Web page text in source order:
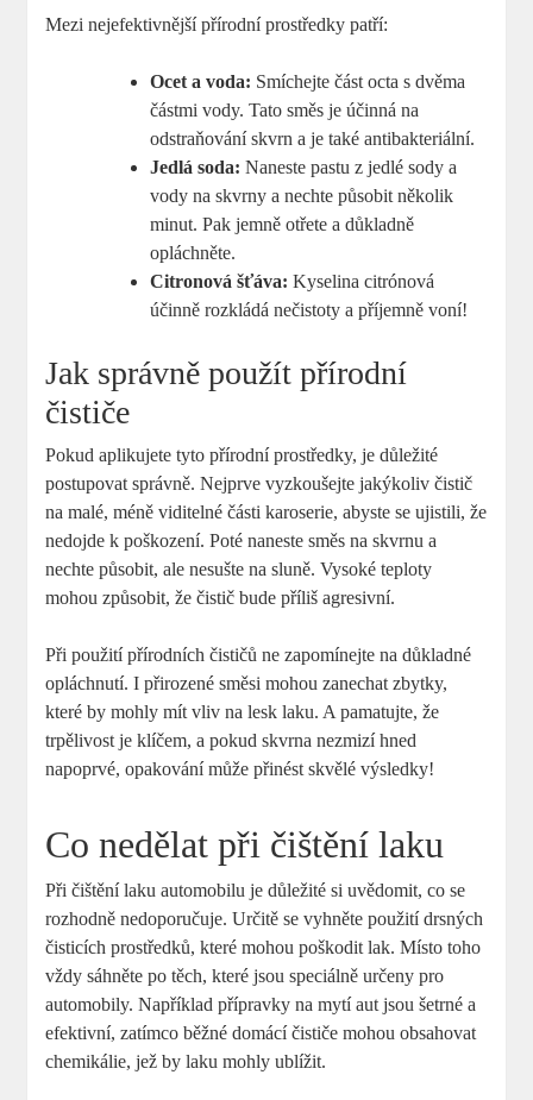
Mezi nejefektivnější přírodní prostředky patří:
Ocet a voda: Smíchejte část octa s dvěma
částmi vody. Tato směs je účinná na
odstraňování skvrn a je také antibakteriální.
Jedlá soda: Naneste pastu z jedlé sody a
vody na skvrny a nechte působit několik
minut. Pak jemně otřete a důkladně
opláchněte.
Citronová šťáva: Kyselina citrónová
účinně rozkládá nečistoty a příjemně voní!
Jak správně použít přírodní
čističe
Pokud aplikujete tyto přírodní prostředky, je důležité
postupovat správně. Nejprve vyzkoušejte jakýkoliv čistič
na malé, méně viditelné části karoserie, abyste se ujistili, že
nedojde k poškození. Poté naneste směs na skvrnu a
nechte působit, ale nesušte na sluně. Vysoké teploty
mohou způsobit, že čistič bude příliš agresivní.
Při použití přírodních čističů ne zapomínejte na důkladné
opláchnutí. I přirozené směsi mohou zanechat zbytky,
které by mohly mít vliv na lesk laku. A pamatujte, že
trpělivost je klíčem, a pokud skvrna nezmizí hned
napoprvé, opakování může přinést skvělé výsledky!
Co nedělat při čištění laku
Při čištění laku automobilu je důležité si uvědomit, co se
rozhodně nedoporučuje. Určitě se vyhněte použití drsných
čisticích prostředků, které mohou poškodit lak. Místo toho
vždy sáhněte po těch, které jsou speciálně určeny pro
automobily. Například přípravky na mytí aut jsou šetrné a
efektivní, zatímco běžné domácí čističe mohou obsahovat
chemikálie, jež by laku mohly ublížit.